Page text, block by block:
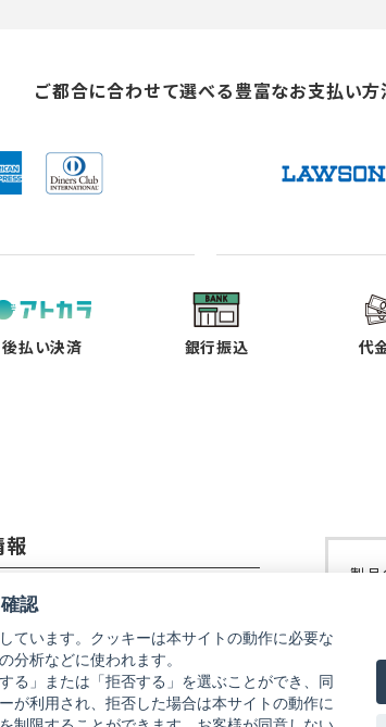
ご都合に合わせて選べる 豊富なお支払い方
後払い決済 銀行振込 代
報
メージング株式会社
し
タ
ブ
で
し
タ
ブ
で
リコー
し
タ
ブ
で
製品
修
リ
し
タ
ブ
で
認
ています。クッキーは本サイトの動作に必要な
分析などに使われます。
る」または「拒否する」を選ぶことができ、同
が利用され、拒否した場合は本サイトの動作に